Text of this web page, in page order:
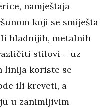
namještaja
koji se smiješta
hladnijih, metalnih
stilovi – uz
linija koriste se
ili kreveti, a
u zanimljivim